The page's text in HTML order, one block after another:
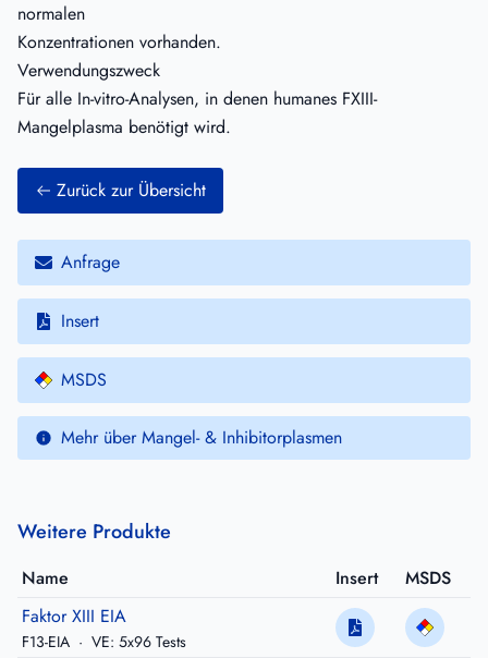
normalen
Konzentrationen vorhanden.
Verwendungszweck
Für alle In-vitro-Analysen, in denen humanes FXIII-
Mangelplasma benötigt wird.
Zurück zur Übersicht
Anfrage
Insert
MSDS
Mehr über Mangel- & Inhibitorplasmen
Weitere Produkte
Name Insert
MSDS
Faktor XIII EIA
F13-EIA · VE: 5x96 Tests